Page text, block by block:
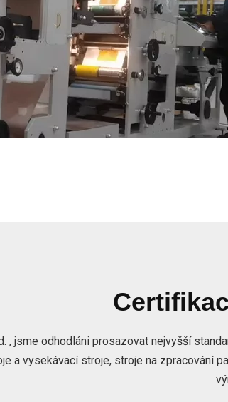
, jsme odhodláni prosazovat nejvyšší
a vysekávací stroje, stroje na zpracování